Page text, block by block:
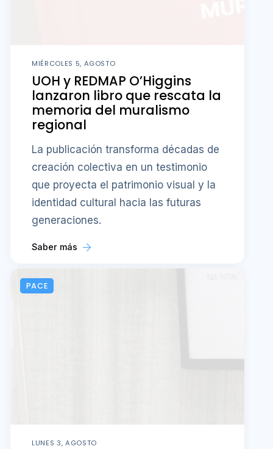
MIÉRCOLES 5, AGOSTO
UOH y REDMAP O’Higgins
lanzaron libro que rescata la
memoria del muralismo
regional
La publicación transforma décadas de
creación colectiva en un testimonio
que proyecta el patrimonio visual y la
identidad cultural hacia las futuras
generaciones.
Saber más
PACE
LUNES 3, AGOSTO